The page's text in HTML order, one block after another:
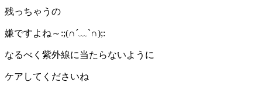
残っちゃうの
嫌ですよね～:;(∩´﹏`∩);:
なるべく紫外線に当たらないように
ケアしてくださいね